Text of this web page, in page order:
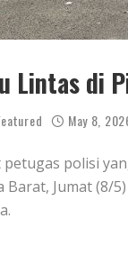
Lintas di
May 8,
polisi
Barat, Jumat (8/